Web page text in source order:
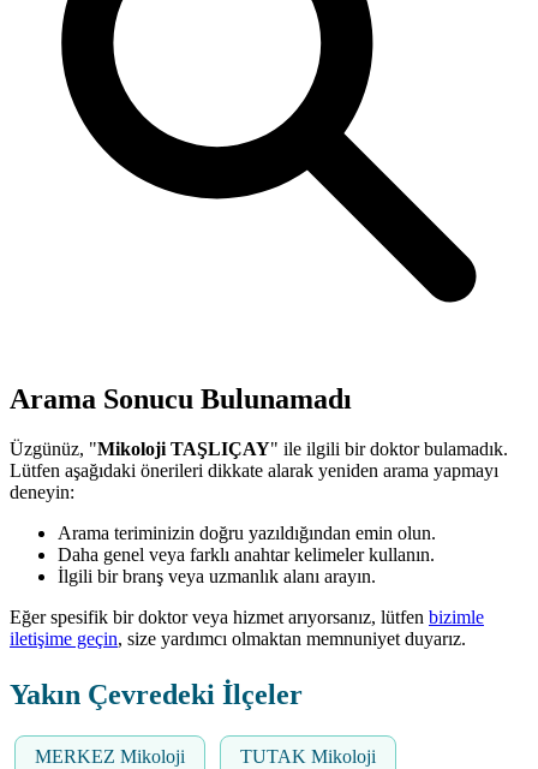
Arama Sonucu Bulunamadı
Üzgünüz, "Mikoloji TAŞLIÇAY" ile ilgili bir doktor bulamadık.
Lütfen aşağıdaki önerileri dikkate alarak yeniden arama yapmayı
deneyin:
Arama teriminizin doğru yazıldığından emin olun.
Daha genel veya farklı anahtar kelimeler kullanın.
İlgili bir branş veya uzmanlık alanı arayın.
Eğer spesifik bir doktor veya hizmet arıyorsanız, lütfen bizimle
iletişime geçin, size yardımcı olmaktan memnuniyet duyarız.
Yakın Çevredeki İlçeler
MERKEZ Mikoloji TUTAK Mikoloji